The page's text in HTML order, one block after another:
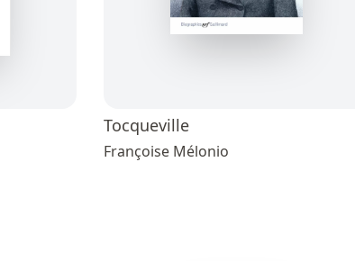
Tocqueville
Françoise Mélonio